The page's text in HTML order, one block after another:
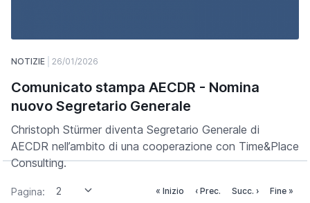
NOTIZIE 26/01/2026
Comunicato stampa AECDR - Nomina
nuovo Segretario Generale
Christoph Stürmer diventa Segretario Generale di
AECDR nell’ambito di una cooperazione con Time&Place
Consulting.
Pagina: « Inizio ‹ Prec. Succ. › Fine »